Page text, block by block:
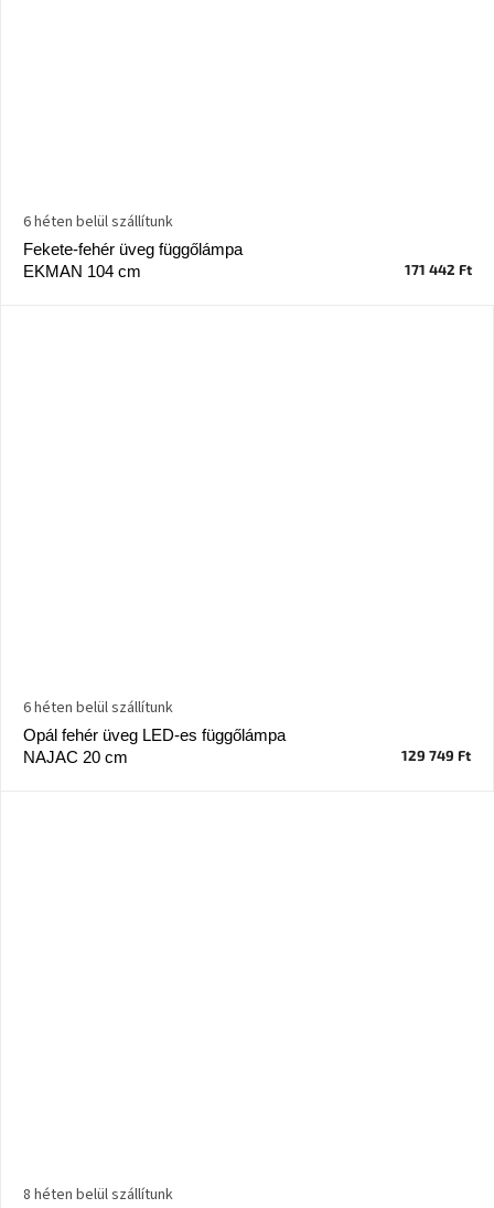
Fekete-fehér üveg függőlámpa
EKMAN 104 cm
6 héten belül szállítunk
171 442 Ft
Opál fehér üveg LED-es függőlámpa
NAJAC 20 cm
6 héten belül szállítunk
129 749 Ft
8 héten belül szállítunk